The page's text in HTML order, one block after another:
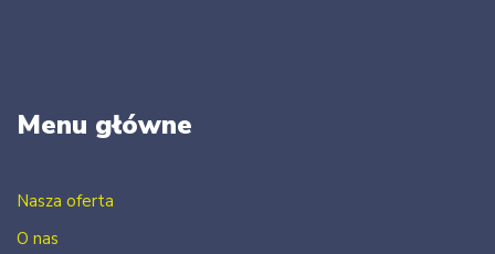
Menu główne
Nasza oferta
O nas